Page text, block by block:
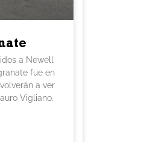
a Newell
fue en
a ver
Vigliano.